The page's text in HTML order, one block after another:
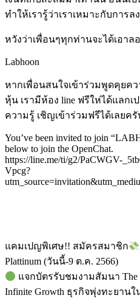
ทำให้เรารู้ว่าเราเหมาะกับการ
หวังว่าเพื่อนๆทุกท่านจะได้เอา
Labhoon
หากเพื่อนสนใจเข้าร่วมพูดคุยค
หุ้น เรามีห้อง line ฟรีให่ได้แลก
ความรู้ เชิญเข้าร่วมฟรีได้เลยครั
You’ve been invited to join
below to join the OpenChat.
https://line.me/ti/g2/PaCWGV-
Vpcg?
แคมเปญพิเศษ!! สมัครสมาชิก
Plattinum (วันนี้-9 ต.ค. 2566)
แจกบัตรรับชมงามสัมนา The
Infinite Growth ธุรกิจพุ่งทะยาน